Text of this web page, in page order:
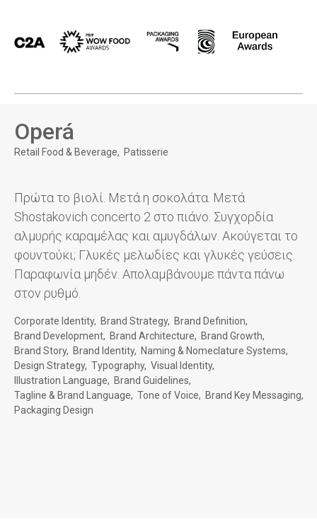
Operá
Retail Food & Beverage Patisserie
Πρώτα το βιολί. Μετά η σοκολάτα. Μετά
Shostakovich concerto 2 στο πιάνο. Συγχορδία
αλμυρής καραμέλας και αμυγδάλων. Ακούγεται το
φουντούκι; Γλυκές μελωδίες και γλυκές γεύσεις.
Παραφωνία μηδέν. Απολαμβάνουμε πάντα πάνω
στον ρυθμό.
Corporate Identity Brand Strategy
Brand Definition
Brand Development
Brand Architecture
Brand Growth
Brand Story
Brand Identity
Naming & Nomeclature Systems
Design Strategy Typography Visual Identity
Illustration Language
Brand Guidelines
Tagline & Brand Language
Tone of Voice
Brand Key Messaging
Packaging Design